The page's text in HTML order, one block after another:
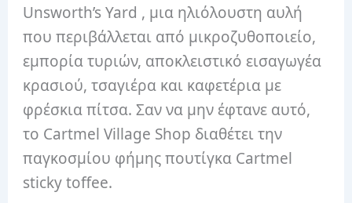
Unsworth’s Yard , μια ηλιόλουστη αυλή
που περιβάλλεται από μικροζυθοποιείο,
εμπορία τυριών, αποκλειστικό εισαγωγέα
κρασιού, τσαγιέρα και καφετέρια με
φρέσκια πίτσα. Σαν να μην έφτανε αυτό,
το Cartmel Village Shop διαθέτει την
παγκοσμίου φήμης πουτίγκα Cartmel
sticky toffee.